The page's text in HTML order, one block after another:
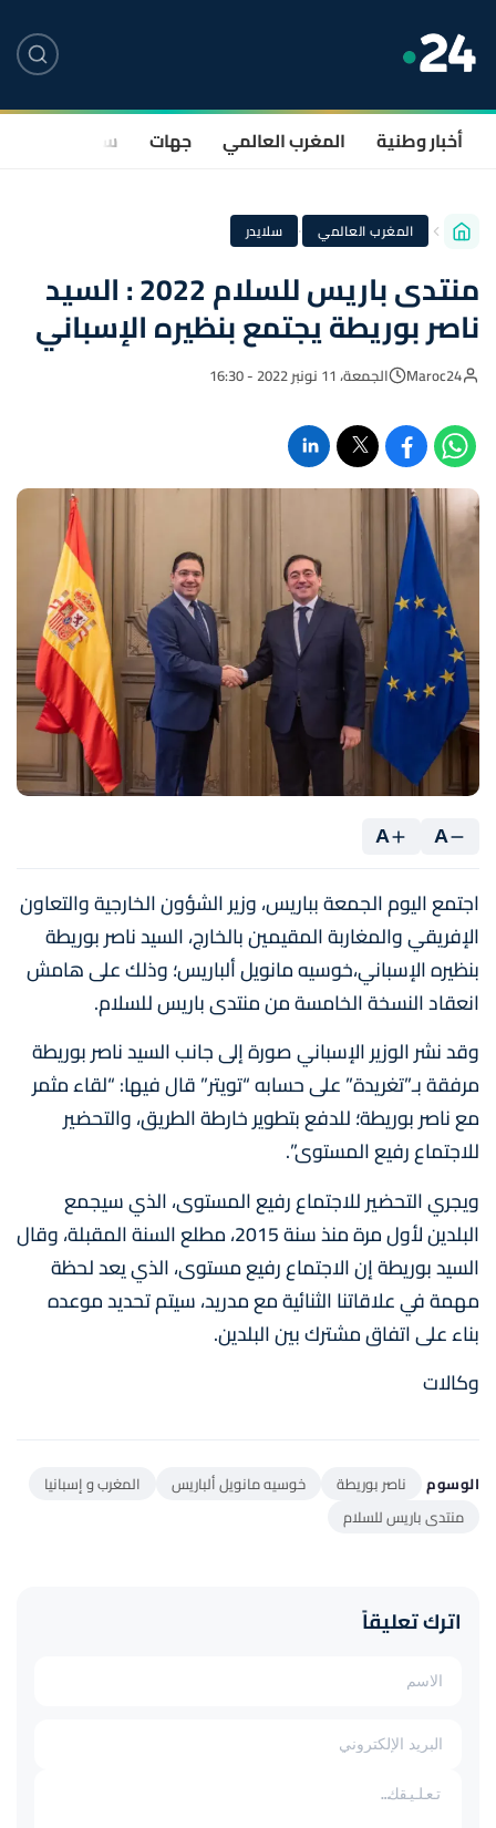
أخبار وطنية المغرب العالمي جهات سياسة
المغرب العالمي · سلايدر
منتدى باريس للسلام 2022 : السيد
ناصر بوريطة يجتمع بنظيره الإسباني
Maroc24 الجمعة، 11 نونبر 2022 - 16:30
A
A
اجتمع اليوم الجمعة بباريس، وزير الشؤون الخارجية والتعاون
الإفريقي والمغاربة المقيمين بالخارج، السيد ناصر بوريطة
بنظيره الإسباني،خوسيه مانويل ألباريس؛ وذلك على هامش
انعقاد النسخة الخامسة من منتدى باريس للسلام.
وقد نشر الوزير الإسباني صورة إلى جانب السيد ناصر بوريطة
مرفقة بـ”تغريدة” على حسابه “تويتر” قال فيها: “لقاء مثمر
مع ناصر بوريطة؛ للدفع بتطوير خارطة الطريق، والتحضير
للاجتماع رفيع المستوى”.
ويجري التحضير للاجتماع رفيع المستوى، الذي سيجمع
البلدين لأول مرة منذ سنة 2015، مطلع السنة المقبلة، وقال
السيد بوريطة إن الاجتماع رفيع مستوى، الذي يعد لحظة
مهمة في علاقاتنا الثنائية مع مدريد، سيتم تحديد موعده
بناء على اتفاق مشترك بين البلدين.
وكالات
الوسوم ناصر بوريطة خوسيه مانويل ألباريس
المغرب و إسبانيا
منتدى باريس للسلام
اترك تعليقاً